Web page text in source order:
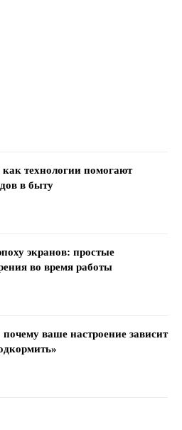
технологии помогают
в быту
экранов: простые
во время работы
ваше настроение зависит